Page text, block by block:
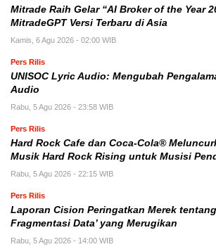
Mitrade Raih Gelar “AI Broker of the Year
MitradeGPT Versi Terbaru di Asia
Kamis, 6 Agu 2026 - 02:00 WIB
Pers Rilis
UNISOC Lyric Audio: Mengubah
Audio
Rabu, 5 Agu 2026 - 23:58 WIB
Pers Rilis
Hard Rock Cafe dan Coca-Cola®
Musik Hard Rock Rising untuk Musisi
Rabu, 5 Agu 2026 - 22:15 WIB
Pers Rilis
Laporan Cision Peringatkan Merek tentang
Fragmentasi Data’ yang Merugikan
Rabu, 5 Agu 2026 - 14:00 WIB